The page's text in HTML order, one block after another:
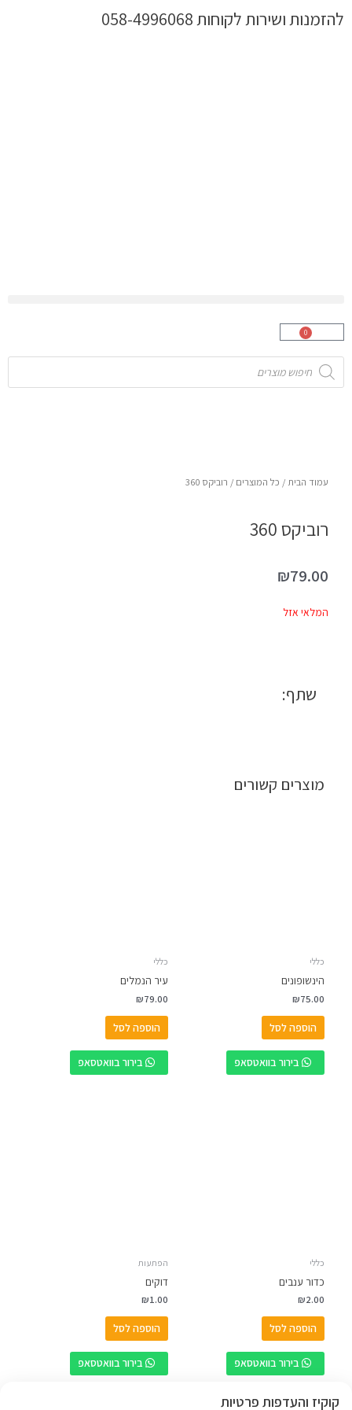
לתוכןלהזמנות ושירות לקוחות 058-4996068
0
עגלת
Products
search
עמוד הבית / כל המוצרים / רוביקס 360
רוביקס 360
₪79.00
המלאי אזל
שתף:
מוצרים קשורים
כללי
הינשופונים
₪75.00
הוספה לסל
בירור בוואטסאפ
כללי
עיר הנמלים
₪79.00
הוספה לסל
בירור בוואטסאפ
כללי
כדור ענבים
₪2.00
הוספה לסל
בירור בוואטסאפ
הפתעות
דוקים
₪1.00
הוספה לסל
בירור בוואטסאפ
קוקיז והעדפות פרטיות